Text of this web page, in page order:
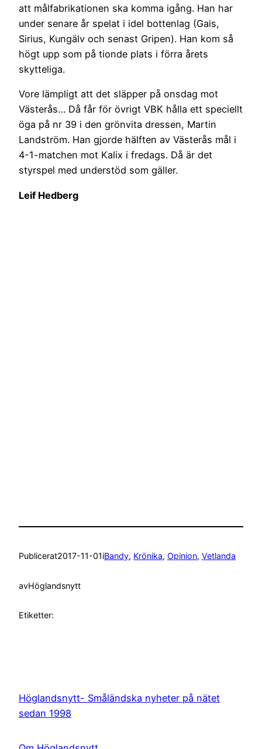
att målfabrikationen ska komma igång. Han har
under senare år spelat i idel bottenlag (Gais,
Sirius, Kungälv och senast Gripen). Han kom så
högt upp som på tionde plats i förra årets
skytteliga.
Vore lämpligt att det släpper på onsdag mot
Västerås… Då får för övrigt VBK hålla ett speciellt
öga på nr 39 i den grönvita dressen, Martin
Landström. Han gjorde hälften av Västerås mål i
4-1-matchen mot Kalix i fredags. Då är det
styrspel med understöd som gäller.
Leif Hedberg
Publicerat2017-11-01iBandy, Krönika, Opinion, Vetlanda
avHöglandsnytt
Etiketter:
Höglandsnytt- Småländska nyheter på nätet
sedan 1998